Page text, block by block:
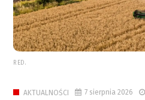
RED.
AKTUALNOŚCI 7 sierpnia 2026